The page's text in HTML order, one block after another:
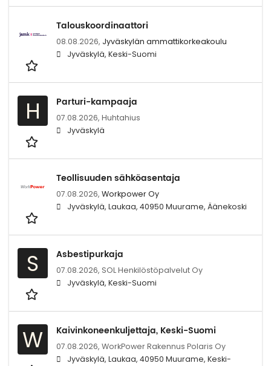
Talouskoordinaattori
08.08.2026, Jyväskylän ammattikorkeakoulu
Jyväskylä, Keski-Suomi
H Parturi-kampaaja
07.08.2026, Huhtahius
Jyväskylä
Teollisuuden sähköasentaja
07.08.2026, Workpower Oy
Jyväskylä, Laukaa, 40950 Muurame, Äänekoski
S Asbestipurkaja
07.08.2026, SOL Henkilöstöpalvelut Oy
Jyväskylä, Keski-Suomi
W Kaivinkoneenkuljettaja, Keski-Suomi
07.08.2026, WorkPower Rakennus Polaris Oy
Jyväskylä, Laukaa, 40950 Muurame, Keski-